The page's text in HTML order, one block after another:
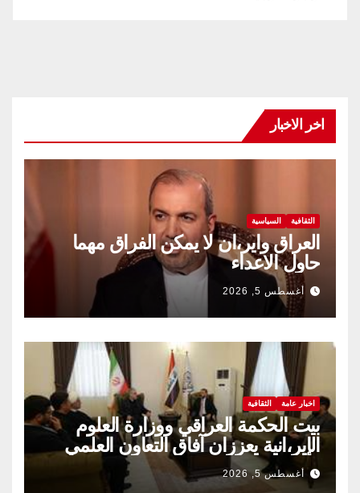
اخر الاخبار
الثقافية السياسية
العراق واير،ان لا يمكن الفراق مهما
حاول الاعداء
أغسطس 5, 2026
اخبار عامة الثقافية
بيت الحكمة العراقي ووزارة العلوم
الإير،انية يعززان آفاق التعاون العلمي
والثقافي.
أغسطس 5, 2026